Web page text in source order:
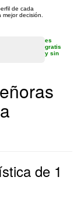
de cada
decisión.
es
gratis
y sin
de 1